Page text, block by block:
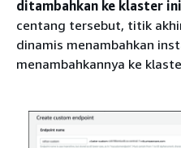
ditambahkan ke klaster ini
centang tersebut, titik
dinamis menambahkan
menambahkannya ke